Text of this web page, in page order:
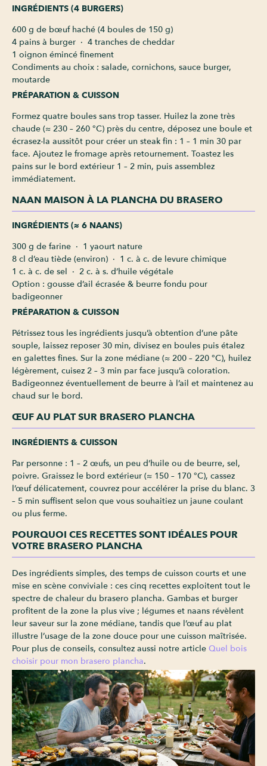
INGRÉDIENTS (4 BURGERS)
600 g de bœuf haché (4 boules de 150 g)
4 pains à burger · 4 tranches de cheddar
1 oignon émincé finement
Condiments au choix : salade, cornichons, sauce burger,
moutarde
PRÉPARATION & CUISSON
Formez quatre boules sans trop tasser. Huilez la zone très
chaude (≈ 230 – 260 °C) près du centre, déposez une boule et
écrasez-la aussitôt pour créer un steak fin : 1 – 1 min 30 par
face. Ajoutez le fromage après retournement. Toastez les
pains sur le bord extérieur 1 – 2 min, puis assemblez
immédiatement.
NAAN MAISON À LA PLANCHA DU BRASERO
INGRÉDIENTS (≈ 6 NAANS)
300 g de farine · 1 yaourt nature
8 cl d’eau tiède (environ) · 1 c. à c. de levure chimique
1 c. à c. de sel · 2 c. à s. d’huile végétale
Option : gousse d’ail écrasée & beurre fondu pour
badigeonner
PRÉPARATION & CUISSON
Pétrissez tous les ingrédients jusqu’à obtention d’une pâte
souple, laissez reposer 30 min, divisez en boules puis étalez
en galettes fines. Sur la zone médiane (≈ 200 – 220 °C), huilez
légèrement, cuisez 2 – 3 min par face jusqu’à coloration.
Badigeonnez éventuellement de beurre à l’ail et maintenez au
chaud sur le bord.
ŒUF AU PLAT SUR BRASERO PLANCHA
INGRÉDIENTS & CUISSON
Par personne : 1 – 2 œufs, un peu d’huile ou de beurre, sel,
poivre. Graissez le bord extérieur (≈ 150 – 170 °C), cassez
l’œuf délicatement, couvrez pour accélérer la prise du blanc. 3
– 5 min suffisent selon que vous souhaitiez un jaune coulant
ou plus ferme.
POURQUOI CES RECETTES SONT IDÉALES POUR
VOTRE BRASERO PLANCHA
Des ingrédients simples, des temps de cuisson courts et une
mise en scène conviviale : ces cinq recettes exploitent tout le
spectre de chaleur du brasero plancha. Gambas et burger
profitent de la zone la plus vive ; légumes et naans révèlent
leur saveur sur la zone médiane, tandis que l’œuf au plat
illustre l’usage de la zone douce pour une cuisson maîtrisée.
Pour plus de conseils, consultez aussi notre article Quel bois
choisir pour mon brasero plancha.